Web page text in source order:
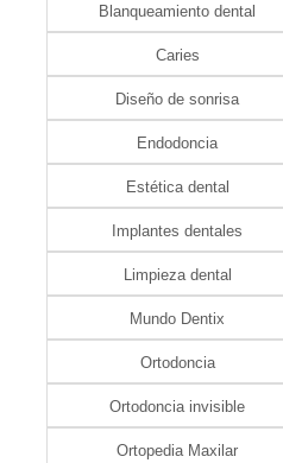
Blanqueamiento dental
Caries
Diseño de sonrisa
Endodoncia
Estética dental
Implantes dentales
Limpieza dental
Mundo Dentix
Ortodoncia
Ortodoncia invisible
Ortopedia Maxilar